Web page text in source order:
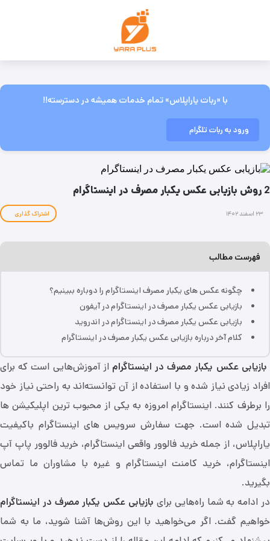
با «ربات یاراپلاس» تمام خدمات همیشه در دسترسته!!
ورود به ربات تلگرام
2 روش بازیابی عکس یکبار مصرف در اینستاگرام
۲۳ اسفند ۱۴۰۲ اشتراک گذاری
فهرست مطالب
چگونه عکس های یکبار مصرف اینستاگرام را دوباره ببینیم؟
بازیابی عکس یکبار مصرف در اینستاگرام در آیفون
بازیابی عکس یکبار مصرف در اینستاگرام در اندروید
کلام آخر درباره بازیابی عکس یکبار مصرف در اینستاگرام
بازیابی عکس یکبار مصرف در اینستاگراماز آموزش‌هایی است که برای
افراد زیادی نیاز شده و با استفاده از آن توانسته‌اند به راحتی نیاز خود
را برطرف کنند. اینستاگرام امروزه به یکی از محبوب ترین اپلیکیشن ها
تبدیل شده است. جهت سفارش سرویس های اینستاگرام باکیفیت
یاراپلاس، از جمله خرید فالوور واقعی اینستاگرام، خرید فالوور پاپ آپ
اینستاگرام، خرید کامنت اینستاگرام و غیره با مشاوران ما تماس
بگیرید.
در ادامه به شما راه‌هایی برای بازیابی عکس یکبار مصرف در اینستاگرام
خواهیم گفت. اگر می‌خواهید با این روش‌ها آشنا شوید، ما به شما